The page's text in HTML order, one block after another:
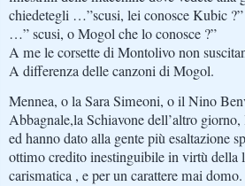
chiedetegli …”scusi, lei conosce Kubic
…” scusi, o Mogol che lo conosce ?”
A me le corsette di Montolivo non
A differenza delle canzoni di Mogol.
Mennea, o la Sara Simeoni, o il Nino
Abbagnale,la Schiavone dell’altro
ed hanno dato alla gente più esaltazione
ottimo credito inestinguibile in virtù della
carismatica , e per un carattere mai domo.